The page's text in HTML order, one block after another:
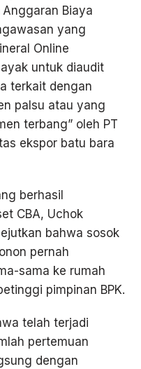
Biaya
yang
Online
untuk diaudit
terkait dengan
palsu atau yang
terbang” oleh PT
ekspor batu bara
berhasil
CBA, Uchok
bahwa sosok
pernah
sama ke rumah
pimpinan BPK.
telah terjadi
pertemuan
dengan